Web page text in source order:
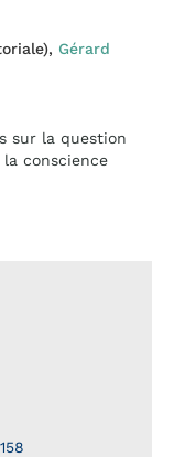
Gérard
sur la question
conscience
158